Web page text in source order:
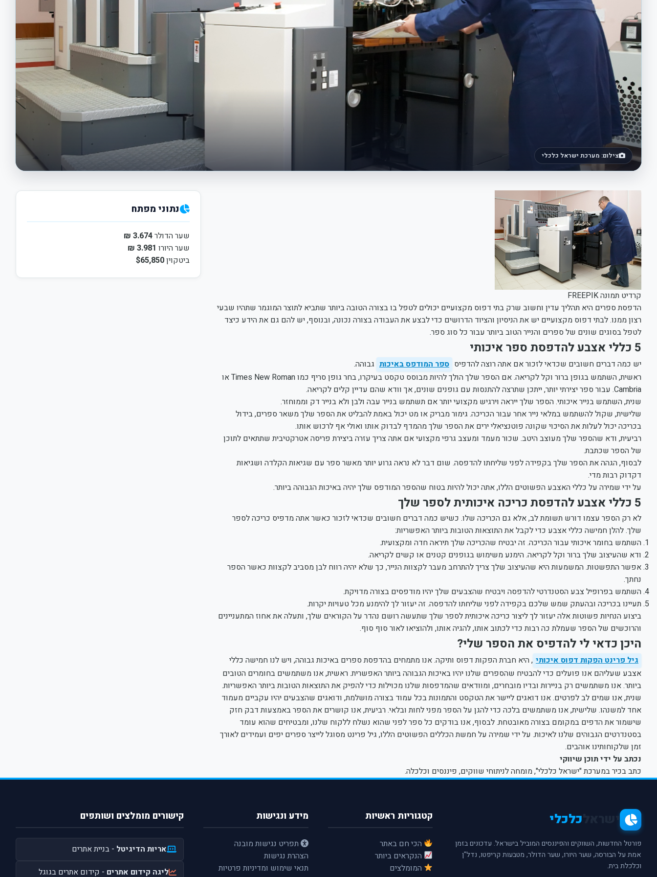
צילום: מערכת ישראל כלכלי
קרדיט תמונה FREEPIK
הדפסת ספרים היא תהליך עדין וחשוב שרק בתי דפוס מקצועיים יכולים לטפל בו בצורה הטובה ביותר שתביא לתוצר המוגמר שתהיו שבעי
רצון ממנו. לבתי דפוס מקצועיים יש את הניסיון והציוד הדרושים כדי לבצע את העבודה בצורה נכונה, ובנוסף, יש להם גם את הידע כיצד
לטפל בסוגים שונים של ספרים והנייר הטוב ביותר עבור כל סוג ספר.
5 כללי אצבע להדפסת ספר איכותי
יש כמה דברים חשובים שכדאי לזכור אם אתה רוצה להדפיס ספר המודפס באיכות גבוהה.
ראשית, השתמש בגופן ברור וקל לקריאה. אם הספר שלך הולך להיות מבוסס טקסט בעיקרו, בחר גופן סריף כמו Times New Roman או
Cambria. עבור ספר יצירתי יותר, ייתכן שתרצה להתנסות עם גופנים שונים, אך וודא שהם עדיין קלים לקריאה.
שנית, השתמש בנייר איכותי. הספר שלך ייראה וירגיש מקצועי יותר אם תשתמש בנייר עבה ולבן ולא בנייר דק וממוחזר.
שלישית, שקול להשתמש במלאי נייר אחר עבור הכריכה. גימור מבריק או מט יכול באמת להבליט את הספר שלך משאר ספרים, בידול
בכריכה יכול לעלות את הסיכוי שקונה פוטנציאלי ירים את הספר שלך מהמדף לבדוק אותו ואולי אף לרכוש אותו.
רביעית, ודא שהספר שלך מעוצב היטב. שכור מעמד ומעצב גרפי מקצועי אם אתה צריך עזרה ביצירת פריסה אטרקטיבית שתתאים לתוכן
של הספר שכתבת.
לבסוף, הגהה את הספר שלך בקפידה לפני שליחתו להדפסה. שום דבר לא נראה גרוע יותר מאשר ספר עם שגיאות הקלדה ושגיאות
דקדוק רבות מדי.
על ידי שמירה על כללי האצבע הפשוטים הללו, אתה יכול להיות בטוח שהספר המודפס שלך יהיה באיכות הגבוהה ביותר.
5 כללי אצבע להדפסת כריכה איכותית לספר שלך
לא רק הספר עצמו דורש תשומת לב, אלא גם הכריכה שלו. כשיש כמה דברים חשובים שכדאי לזכור כאשר אתה מדפיס כריכה לספר
שלך. להלן חמישה כללי אצבע כדי לקבל את התוצאות הטובות ביותר האפשריות:
השתמש בחומר איכותי עבור הכריכה. זה יבטיח שהכריכה שלך תיראה חדה ומקצועית.
ודא שהעיצוב שלך ברור וקל לקריאה. הימנע משימוש בגופנים קטנים או קשים לקריאה.
אפשר התפשטות. המשמעות היא שהעיצוב שלך צריך להתרחב מעבר לקצוות הנייר, כך שלא יהיה רווח לבן מסביב לקצוות כאשר הספר
נחתך.
השתמש בפרופיל צבע הסטנדרטי להדפסה ויבטיח שהצבעים שלך יהיו מודפסים בצורה מדויקת.
תעיינו בכריכה ובהעתק שמש שלכם בקפידה לפני שליחתו להדפסה. זה יעזור לך להימנע מכל טעויות יקרות.
ביצוע הנחיות פשוטות אלה יעזור לך ליצור כריכה איכותית לספר שלך שתעשה רושם נהדר על הקוראים שלך, ותעלה את אחוז המתעניינים
והרוכשים של הספר שעמלת כה רבות כדי לכתוב אותו, להגיה אותו, ולהוציאו לאור סוף סוף.
היכן כדאי לי להדפיס את הספר שלי?
גיל פרינט הפקות דפוס איכותי , היא חברת הפקות דפוס ותיקה. אנו מתמחים בהדפסת ספרים באיכות גבוהה, ויש לנו חמישה כללי
אצבע שעליהם אנו פועלים כדי להבטיח שהספרים שלנו יהיו באיכות הגבוהה ביותר האפשרית. ראשית, אנו משתמשים בחומרים הטובים
ביותר. אנו משתמשים רק בניירות ובדיו מובחרים, ומוודאים שהמדפסות שלנו מכוילות כדי להפיק את התוצאות הטובות ביותר האפשריות.
שנית, אנו שמים לב לפרטים. אנו דואגים ליישר את הטקסט והתמונות בכל עמוד בצורה מושלמת, ודואגים שהצבעים יהיו עקביים מעמוד
אחד למשנהו. שלישית, אנו משתמשים בלכה כדי להגן על הספר מפני לחות ובלאי. רביעית, אנו קושרים את הספר באמצעות דבק חזק
שישמור את הדפים במקומם בצורה מאובטחת. לבסוף, אנו בודקים כל ספר לפני שהוא נשלח ללקוח שלנו, ומבטיחים שהוא עומד
בסטנדרטים הגבוהים שלנו לאיכות. על ידי שמירה על חמשת הכללים הפשוטים הללו, גיל פרינט מסוגל לייצר ספרים יפים ועמידים לאורך
זמן שלקוחותינו אוהבים.
נכתב על ידי תוכן שיווקי
כתב בכיר במערכת "ישראל כלכלי", מומחה לניתוחי שווקים, פיננסים וכלכלה.
נתוני מפתח
שער הדולר3.674 ₪
שער היורו 3.981 ₪
ביטקוין$65,850
כלכלי
פורטל החדשות, השווקים והפיננסים המוביל בישראל. עדכונים בזמן
אמת על הבורסה, שער היורו, שער הדולר, מטבעות קריפטו, נדל"ן
וכלכלת בית.
קטגוריות ראשיות
הכי חם באתר
הנקראים ביותר
המומלצים
מידע ונגישות
תפריט נגישות מובנה
הצהרת נגישות
תנאי שימוש ומדיניות פרטיות
קישורים מומלצים ושותפים
אריות הדיגיטל - בניית אתרים
ליגה קידום אתרים - קידום אתרים בגוגל